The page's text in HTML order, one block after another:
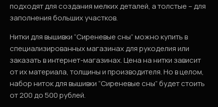
подходят для создания мелких деталей, а толстые – для
заполнения больших участков.
Нитки для вышивки “Сиреневые сны” можно купить в
специализированных магазинах для рукоделия или
заказать в интернет-магазинах. Цена на нитки зависит
от их материала, толщины и производителя. Но в целом,
набор ниток для вышивки “Сиреневые сны” будет стоить
от 200 до 500 рублей.